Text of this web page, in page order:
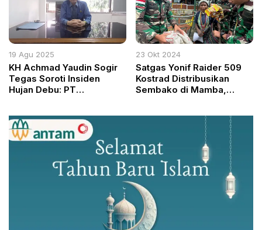
19 Agu 2025
KH Achmad Yaudin Sogir
Tegas Soroti Insiden
Hujan Debu: PT
Perizinan
23 Okt 2024
Satgas Yonif Raider 509
Kostrad Distribusikan
Sembako di Mamba,